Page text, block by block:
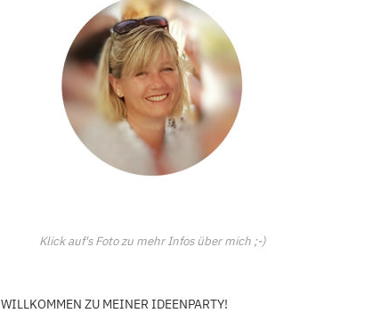
Klick auf's Foto zu mehr Infos über mich ;-)
WILLKOMMEN ZU MEINER IDEENPARTY!